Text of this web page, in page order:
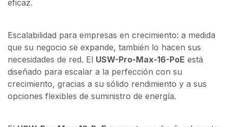
eficaz.
Escalabilidad para empresas en crecimiento: a medida
que su negocio se expande, también lo hacen sus
necesidades de red. El USW-Pro-Max-16-PoE está
diseñado para escalar a la perfección con su
crecimiento, gracias a su sólido rendimiento y a sus
opciones flexibles de suministro de energía.